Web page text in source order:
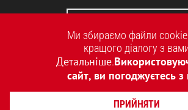
2015-2026 © AVIATSIYA HALYCHYNY –
Ми збираємо файли
кращого діалогу з
Детальніше.
сайт, ви погоджуєтесь
ПРИЙНЯТИ